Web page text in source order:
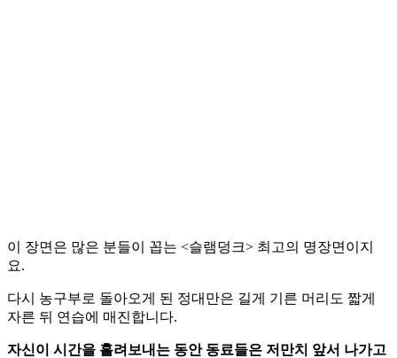
이 장면은 많은 분들이 꼽는 <슬램덩크> 최고의 명장면이지
요.
다시 농구부로 돌아오게 된 정대만은 길게 기른 머리도 짧게
자른 뒤 연습에 매진합니다.
자신이 시간을 흘려보내는 동안 동료들은 저만치 앞서 나가고